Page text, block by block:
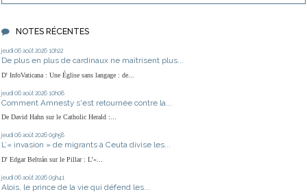
NOTES RÉCENTES
jeudi 06 août 2026 10h22
De plus en plus de cardinaux ne maîtrisent plus...
D' InfoVaticana : Une Église sans langage : de...
jeudi 06 août 2026 10h08
Comment Amnesty s'est retournée contre la...
De David Hahn sur le Catholic Herald :...
jeudi 06 août 2026 09h58
L’« invasion » de migrants à Ceuta divise les...
D' Edgar Beltrán sur le Pillar : L’«...
jeudi 06 août 2026 09h41
Alois, le prince de la vie qui défend les...